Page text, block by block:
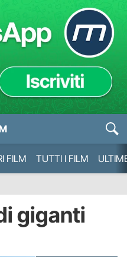
FILM TUTTI I FILM
giganti